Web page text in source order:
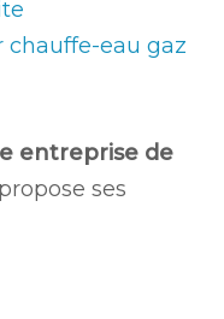
chauffe-eau gaz
entreprise de
ses